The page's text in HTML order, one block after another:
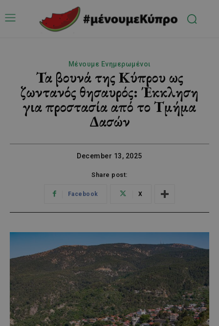
Μένουμε Ενημερωμένοι
Τα βουνά της Κύπρου ως
ζωντανός θησαυρός: Έκκληση
για προστασία από το Τμήμα
Δασών
December 13, 2025
Share post:
Facebook X